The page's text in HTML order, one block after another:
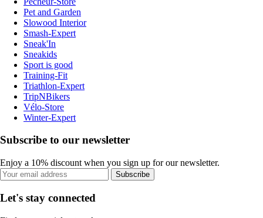
Pet and Garden
Slowood Interior
Smash-Expert
Sneak'In
Sneakids
Sport is good
Training-Fit
Triathlon-Expert
TripNBikers
Vélo-Store
Winter-Expert
Subscribe to our newsletter
Enjoy a 10% discount when you sign up for our newsletter.
Subscribe
Let's stay connected